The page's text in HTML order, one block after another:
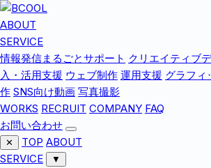
ABOUT
SERVICE
情報発信まるごとサポート クリエイティブ
入・活用支援 ウェブ制作 運用支援 グラフィ
作 SNS向け動画 写真撮影
WORKS RECRUIT COMPANY FAQ
お問い合わせ
✕ TOP ABOUT
SERVICE
▼